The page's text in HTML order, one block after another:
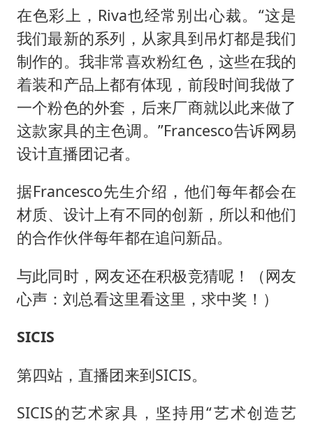
在色彩上，Riva也经常别出心裁。“这是
我们最新的系列，从家具到吊灯都是我们
制作的。我非常喜欢粉红色，这些在我的
着装和产品上都有体现，前段时间我做了
一个粉色的外套，后来厂商就以此来做了
这款家具的主色调。”Francesco告诉网易
设计直播团记者。
据Francesco先生介绍，他们每年都会在
材质、设计上有不同的创新，所以和他们
的合作伙伴每年都在追问新品。
与此同时，网友还在积极竞猜呢！（网友
心声：刘总看这里看这里，求中奖！）
SICIS
第四站，直播团来到SICIS。
SICIS的艺术家具，坚持用“艺术创造艺